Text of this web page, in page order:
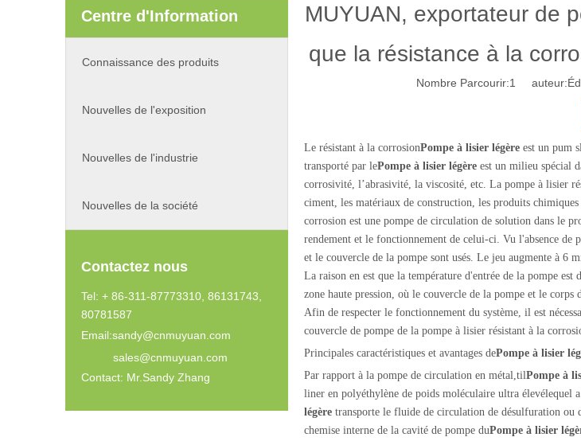
Centre d'Information
Connaissance des produits
Nouvelles de l'exposition
Nouvelles de l'industrie
Nouvelles de la société
Contactez nous
Tel: + 86-311-87773310, 86131743,
80781587
Email:sandy@cnmuyuan.com
sales@cnmuyuan.com
Contact: Mr.Sandy Zhang
MUYUAN, exportateur de
que la résistance à la
Nombre Parcourir:1
Le résistant à la corrosionPompe à lisier légère est un pum
transporté par lePompe à lisier légère est un milieu spécial
corrosivité, l’abrasivité, la viscosité, etc. La pompe à lisier
ciment, les matériaux de construction, les produits
corrosion est une pompe de circulation de solution dans le
rendement et le fonctionnement de celui-ci. Vu l'absence de
et le couvercle de la pompe sont usés. Le jeu augmente à 6
La raison en est que la température d'entrée de la pompe
zone haute pression, où le couvercle de la pompe et le
Afin de respecter le fonctionnement du système, il est
couvercle de pompe de la pompe à lisier résistant à la
Principales caractéristiques et avantages dePompe à lisier
Par rapport à la pompe de circulation en métal, tilPompe à
liner en polyéthylène de poids moléculaire ultra élevélequel
légère transporte le fluide de circulation de désulfuration ou
chemise interne de la cavité de pompe duPompe à lisier